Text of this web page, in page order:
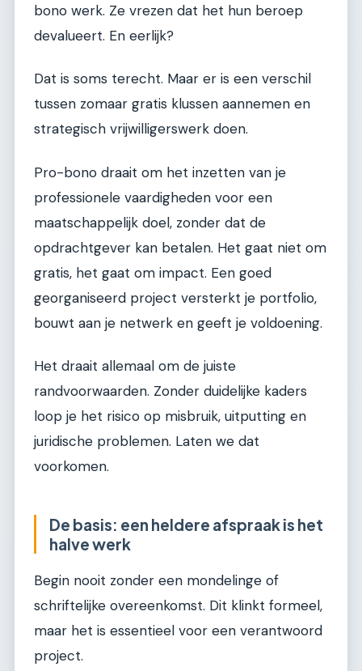
bono werk. Ze vrezen dat het hun beroep
devalueert. En eerlijk?
Dat is soms terecht. Maar er is een verschil
tussen zomaar gratis klussen aannemen en
strategisch vrijwilligerswerk doen.
Pro-bono draait om het inzetten van je
professionele vaardigheden voor een
maatschappelijk doel, zonder dat de
opdrachtgever kan betalen. Het gaat niet om
gratis, het gaat om impact. Een goed
georganiseerd project versterkt je portfolio,
bouwt aan je netwerk en geeft je voldoening.
Het draait allemaal om de juiste
randvoorwaarden. Zonder duidelijke kaders
loop je het risico op misbruik, uitputting en
juridische problemen. Laten we dat
voorkomen.
De basis: een heldere afspraak is het
halve werk
Begin nooit zonder een mondelinge of
schriftelijke overeenkomst. Dit klinkt formeel,
maar het is essentieel voor een verantwoord
project.